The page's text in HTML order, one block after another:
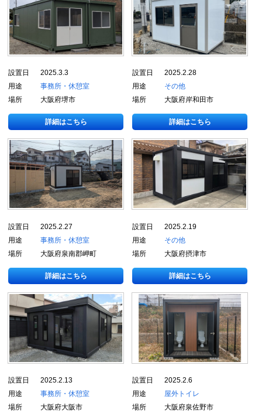
設置日
2025.3.3
用途
事務所・休憩室
場所
大阪府堺市
詳細はこちら
設置日
2025.2.28
用途
その他
場所
大阪府岸和田市
詳細はこちら
設置日
2025.2.27
用途
事務所・休憩室
場所
大阪府泉南郡岬町
詳細はこちら
設置日
2025.2.19
用途
その他
場所
大阪府摂津市
詳細はこちら
設置日
2025.2.13
用途
事務所・休憩室
場所
大阪府大阪市
設置日
2025.2.6
用途
屋外トイレ
場所
大阪府泉佐野市